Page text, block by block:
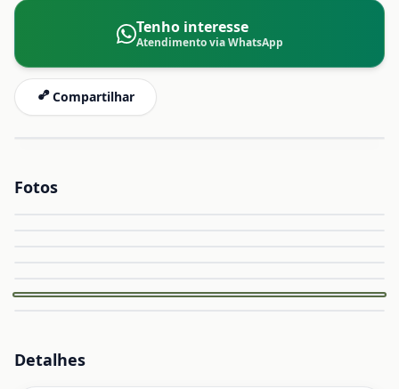
Tenho interesse
Atendimento via WhatsApp
Compartilhar
Fotos
Ampliar
Detalhes